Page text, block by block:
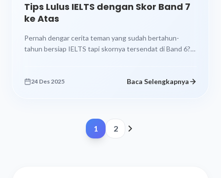
Tips Lulus IELTS dengan Skor Band 7
ke Atas
Pernah dengar cerita teman yang sudah bertahun-
tahun bersiap IELTS tapi skornya tersendat di Band 6?
24 Des 2025 Baca Selengkapnya
1 2